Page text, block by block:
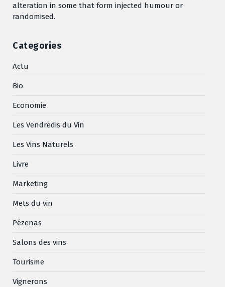
alteration in some that form injected humour or
randomised.
Categories
Actu
Bio
Economie
Les Vendredis du Vin
Les Vins Naturels
Livre
Marketing
Mets du vin
Pézenas
Salons des vins
Tourisme
Vignerons